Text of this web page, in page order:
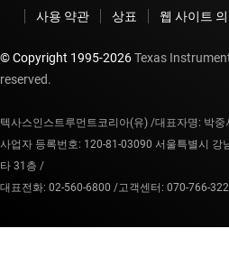
사용 약관
상표 웹 사이트
© Copyright 1995-2026Texas
reserved.
텍사스인스트루먼트코리아(유) /대표자명: 박중
사업자 등록번호: 120-81-03090 서울특별시 강
타 31층 /
대표전화: 02-560-6800 /고객센터: 070-766-